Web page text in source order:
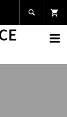

